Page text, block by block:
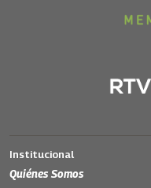
Institucional
Quiénes Somos